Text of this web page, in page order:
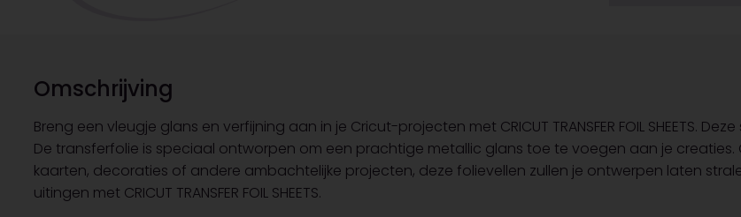
Omschrijving
Breng een vleugje glans en verfijning aan in je Cricut-projecten met CRICUT TRANSFER FOIL SHEETS.
De transferfolie is speciaal ontworpen om een prachtige metallic glans toe te voegen aan je
kaarten, decoraties of andere ambachtelijke projecten, deze folievellen zullen je ontwerpen laten
uitingen met CRICUT TRANSFER FOIL SHEETS.